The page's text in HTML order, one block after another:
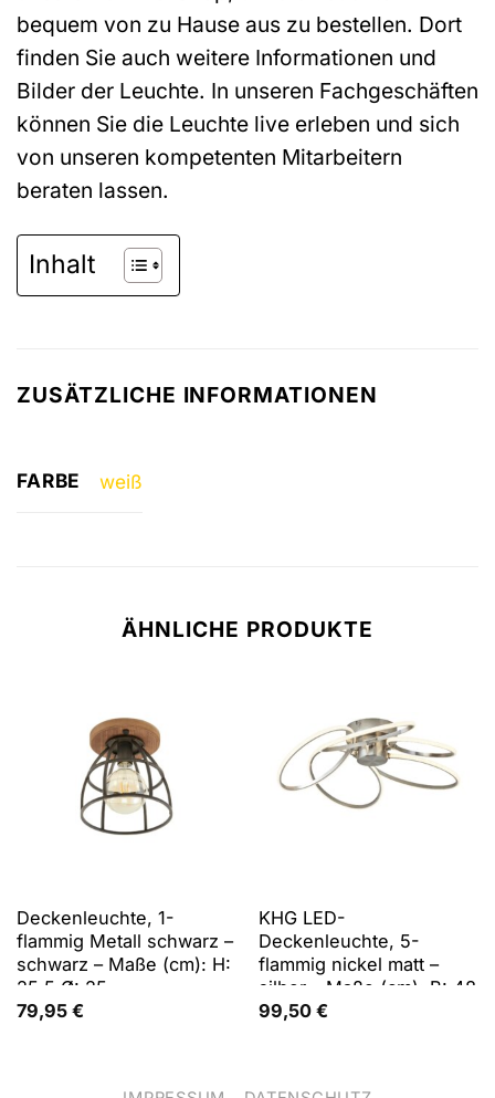
bequem von zu Hause aus zu bestellen. Dort
finden Sie auch weitere Informationen und
Bilder der Leuchte. In unseren Fachgeschäften
können Sie die Leuchte live erleben und sich
von unseren kompetenten Mitarbeitern
beraten lassen.
Inhalt
ZUSÄTZLICHE INFORMATIONEN
FARBE weiß
ÄHNLICHE PRODUKTE
Deckenleuchte, 1-
flammig Metall schwarz –
schwarz – Maße (cm): H:
25,5 Ø: 25
79,95 €
KHG LED-
Deckenleuchte, 5-
flammig nickel matt –
silber – Maße (cm): B: 48
H: 14 Ø: 48
99,50 €